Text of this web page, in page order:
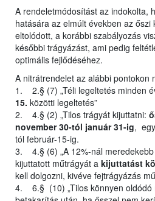
A rendeletmódosítást az indokolta,
hatására az elmúlt években az
eltolódott, a korábbi szabályozás
későbbi trágyázást, ami pedig
optimális fejlődéséhez.
A nitrátrendelet az alábbi pontokon
1. 2.§ (7) „Téli legeltetés minden
15. közötti legeltetés”
2. 4.§ (2) „Tilos trágyát kijuttatni:
november 30-tól január 31-ig,
tól február-15-ig.
3. 4.§ (6) „A 12%-nál
kijuttatott műtrágyát a kijuttatást
kell dolgozni, kivéve fejtrágyázás
4. 6.§ (10) „Tilos könnyen oldódó